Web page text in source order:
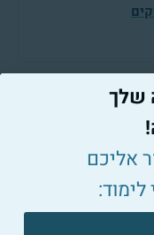
שלך
אליכם
לימוד: